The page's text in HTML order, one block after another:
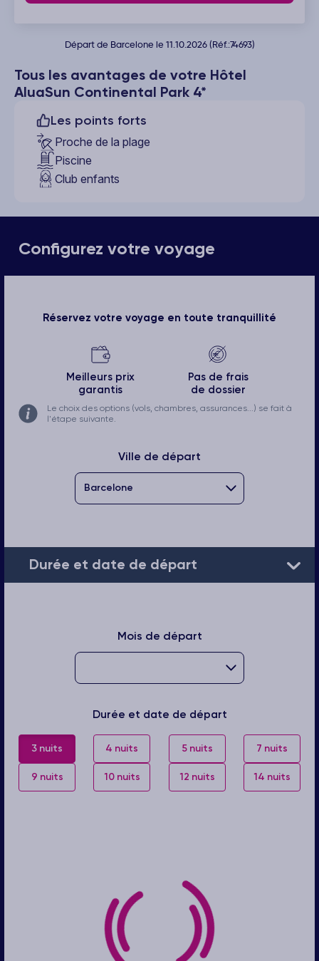
Tous les avantages de votre Hôtel
AluaSun Continental Park 4*
Les points forts
Proche de la plage
Piscine
Club enfants
Départ de Barcelone le 11.10.2026 (Réf.:74693)
Configurez votre voyage
Réservez votre voyage en toute tranquillité
Meilleurs prix
garantis
Pas de frais
de dossier
Le choix des options (vols, chambres, assurances...) se fait à
l'étape suivante.
Ville de départ
Durée et date de départ
Mois de départ
Durée et date de départ
3 nuits 4 nuits 5 nuits 7 nuits
9 nuits 10 nuits 12 nuits 14 nuits